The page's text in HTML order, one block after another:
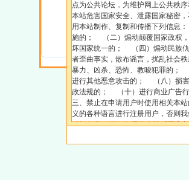
点为公共论坛，为维护网上公共秩
本站危害国家安全、泄露国家秘密
用本站制作、复制和传播下列信息
施的； （二）煽动颠覆国家政权
坏国家统一的； （四）煽动民族
者歪曲事实，散布谣言，扰乱社会
暴力、凶杀、恐怖、教唆犯罪的；
进行其他恶意攻击的； （八）损
政法规的； （十）进行商业广告
三、禁止在申请用户时使用相关本
义的各种语言进行注册用户，否则
破坏行为。 五、如果您有违反国家